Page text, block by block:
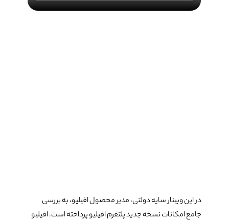
در این وبینار سایه دولتی، مدیر محصول افیلیو، به بررسی
جامع امکانات نسخه جدید پلتفرم افیلیو پرداخته است. افیلیو